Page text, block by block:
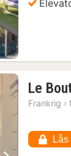
Le
Frankrig ›